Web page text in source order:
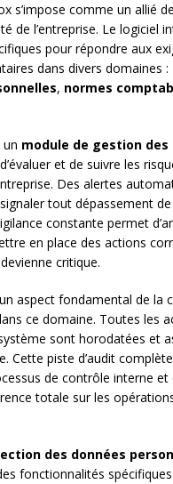
s’impose comme un allié
de l’entreprise. Le logiciel
pour répondre aux
dans divers domaines :
, normes
module de gestion des
et de suivre les
Des alertes
tout dépassement
constante permet
en place des actions
critique.
aspect fondamental de la
ce domaine. Toutes les
sont horodatées et
Cette piste d’audit
de contrôle interne et
totale sur les
des données
fonctionnalités